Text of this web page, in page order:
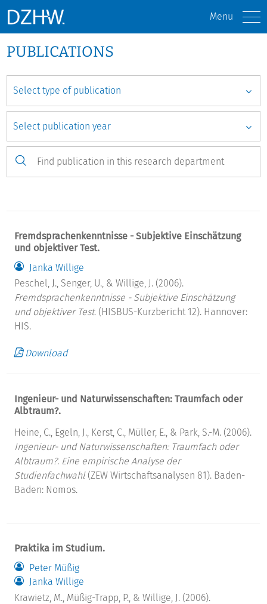
Menu
PUBLICATIONS
Fremdsprachenkenntnisse - Subjektive Einschätzung
und objektiver Test.
Janka Willige
Peschel, J., Senger, U., & Willige, J. (2006).
Fremdsprachenkenntnisse - Subjektive Einschätzung
und objektiver Test. (HISBUS-Kurzbericht 12). Hannover:
HIS.
Download
Ingenieur- und Naturwissenschaften: Traumfach oder
Albtraum?.
Heine, C., Egeln, J., Kerst, C., Müller, E., & Park, S.-M. (2006).
Ingenieur- und Naturwissenschaften: Traumfach oder
Albtraum?. Eine empirische Analyse der
Studienfachwahl(ZEW Wirtschaftsanalysen 81). Baden-
Baden: Nomos.
Praktika im Studium.
Peter Müßig
Janka Willige
Krawietz, M., Müßig-Trapp, P., & Willige, J. (2006).